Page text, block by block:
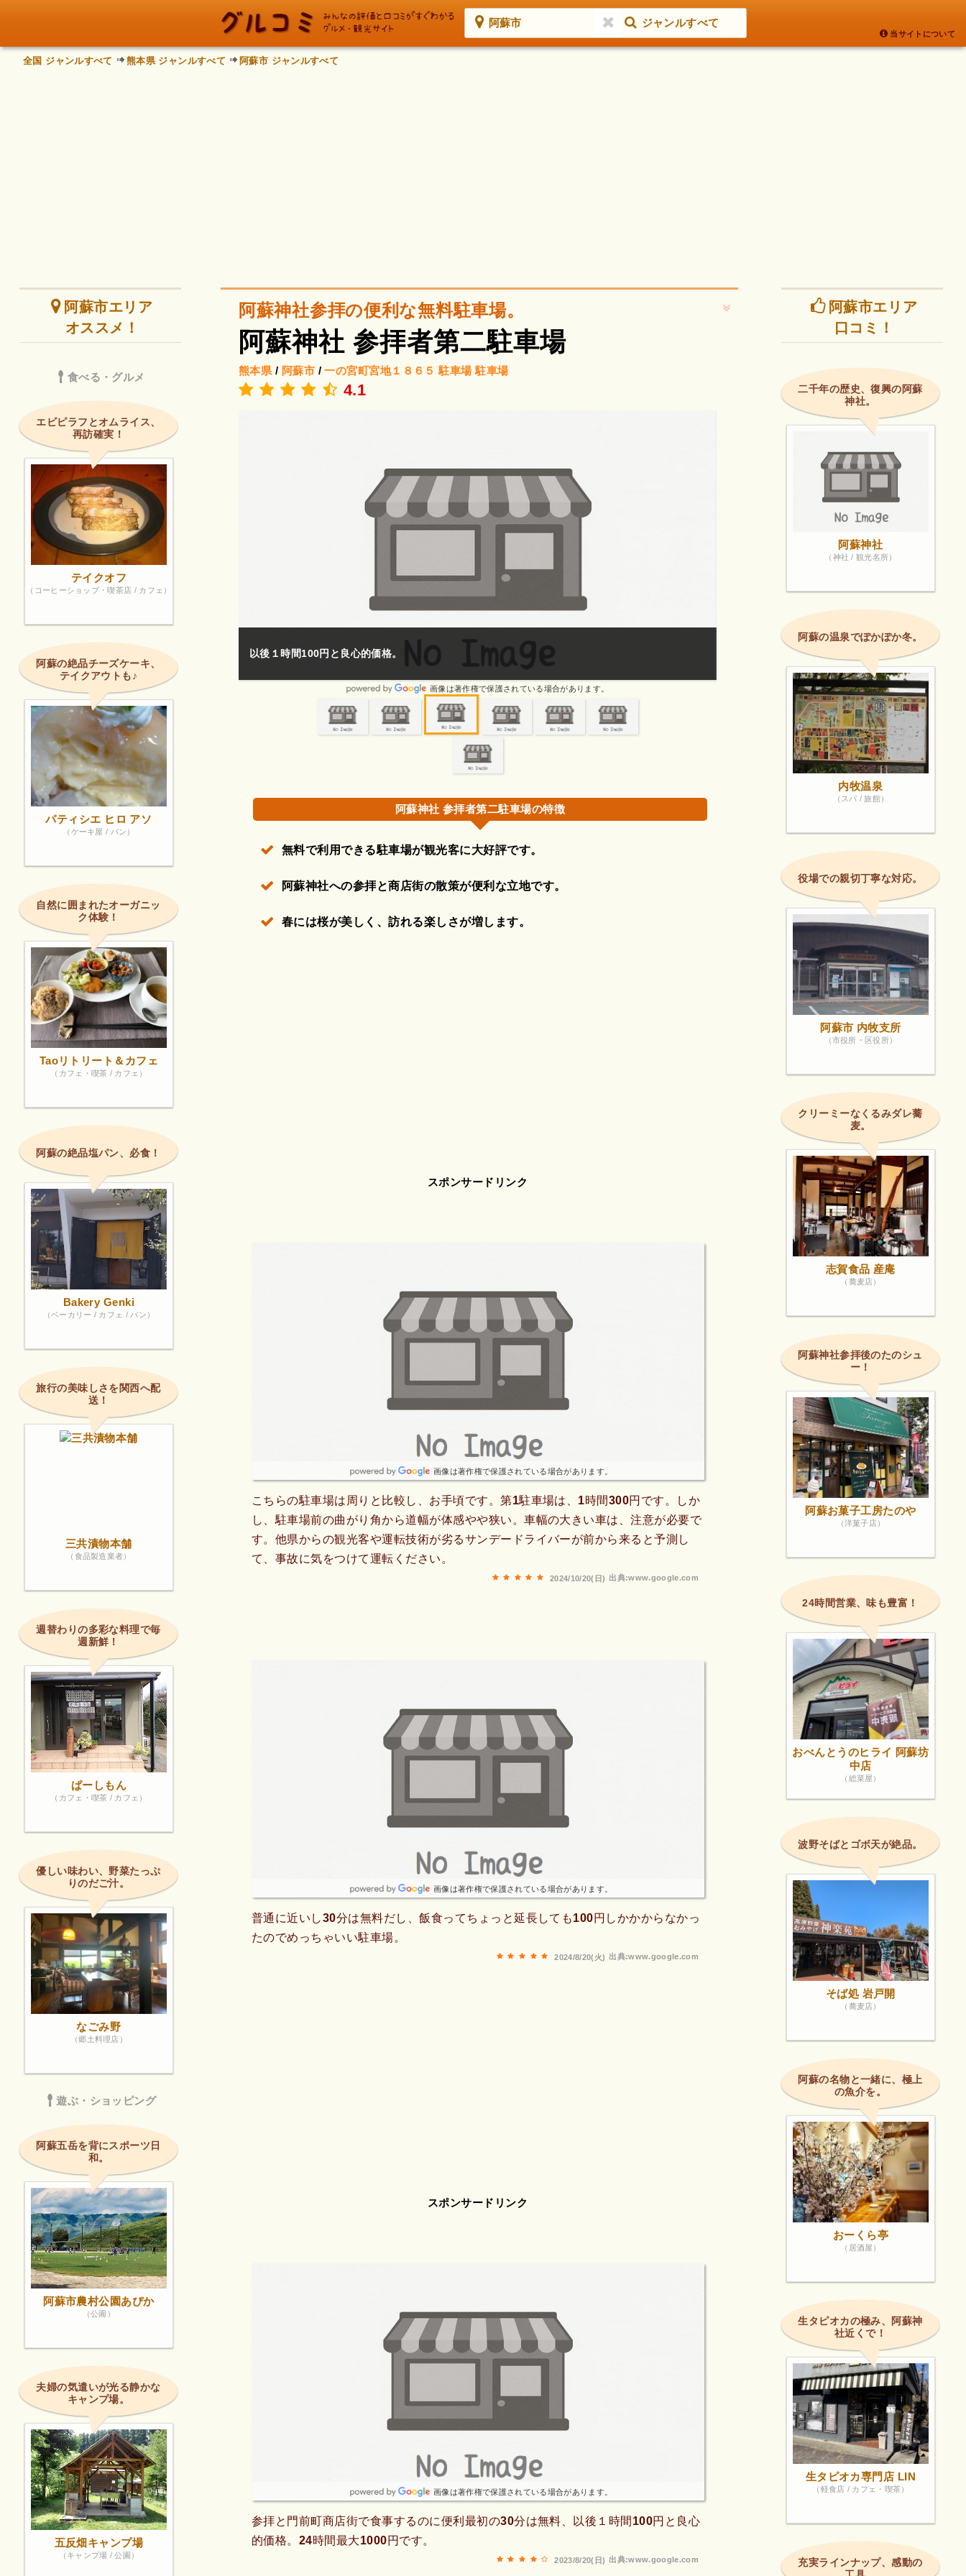
阿蘇市 ジャンルすべて
当サイトについて
全国 ジャンルすべて 熊本県 ジャンルすべて 阿蘇市 ジャンルすべて
阿蘇神社参拝の便利な無料駐車場。
阿蘇神社 参拝者第二駐車場
熊本県 / 阿蘇市 /一の宮町宮地１８６５ 駐車場 駐車場
4.1
たのでめっちゃいい駐車場。
保護されている場合があります。
以後１時間100円と良心的価格。
画像は著作権で保護されている場合があります。
最初の30分は無料、以後1時間100円です。
画像は著作権
阿蘇神社 参拝者第二駐車場の特徴
無料で利用できる駐車場が観光客に大好評です。
阿蘇神社への参拝と商店街の散策が便利な立地です。
春には桜が美しく、訪れる楽しさが増します。
スポンサードリンク
画像は著作権で保護されている場合があります。
こちらの駐車場は周りと比較し、お手頃です。第1駐車場は、1時間300円です。しか
し、駐車場前の曲がり角から道幅が体感やや狭い。車幅の大きい車は、注意が必要で
す。他県からの観光客や運転技術が劣るサンデードライバーが前から来ると予測し
て、事故に気をつけて運転ください。
出典:www.google.com
2024/10/20(日)
画像は著作権で保護されている場合があります。
普通に近いし30分は無料だし、飯食ってちょっと延長しても100円しかかからなかっ
たのでめっちゃいい駐車場。
出典:www.google.com
2024/8/20(火)
スポンサードリンク
画像は著作権で保護されている場合があります。
参拝と門前町商店街で食事するのに便利最初の30分は無料、以後１時間100円と良心
的価格。24時間最大1000円です。
出典:www.google.com
2023/8/20(日)
阿蘇市エリア
オススメ！
食べる・グルメ
エビピラフとオムライス、
再訪確実！
テイクオフ
（コーヒーショップ・喫茶店 / カフェ）
阿蘇の絶品チーズケーキ、
テイクアウトも♪
パティシエ ヒロ アソ
（ケーキ屋 / パン）
自然に囲まれたオーガニッ
ク体験！
Taoリトリート＆カフェ
（カフェ・喫茶 / カフェ）
阿蘇の絶品塩パン、必食！
Bakery Genki
（ベーカリー / カフェ / パン）
旅行の美味しさを関西へ配
送！
三共漬物本舗
（食品製造業者）
週替わりの多彩な料理で毎
週新鮮！
ぱーしもん
（カフェ・喫茶 / カフェ）
優しい味わい、野菜たっぷ
りのだご汁。
なごみ野
（郷土料理店）
遊ぶ・ショッピング
阿蘇五岳を背にスポーツ日
和。
阿蘇市農村公園あぴか
（公園）
夫婦の気遣いが光る静かな
キャンプ場。
五反畑キャンプ場
（キャンプ場 / 公園）
阿蘇市エリア
口コミ！
二千年の歴史、復興の阿蘇
神社。
阿蘇神社
（神社 / 観光名所）
阿蘇の温泉でぽかぽか冬。
内牧温泉
（スパ / 旅館）
役場での親切丁寧な対応。
阿蘇市 内牧支所
（市役所・区役所）
クリーミーなくるみダレ蕎
麦。
志賀食品 産庵
（蕎麦店）
阿蘇神社参拝後のたのシュ
ー！
阿蘇お菓子工房たのや
（洋菓子店）
24時間営業、味も豊富！
おべんとうのヒライ 阿蘇坊
中店
（総菜屋）
波野そばとゴボ天が絶品。
そば処 岩戸開
（蕎麦店）
阿蘇の名物と一緒に、極上
の魚介を。
おーくら亭
（居酒屋）
生タピオカの極み、阿蘇神
社近くで！
生タピオカ専門店 LIN
（軽食店 / カフェ・喫茶）
充実ラインナップ、感動の